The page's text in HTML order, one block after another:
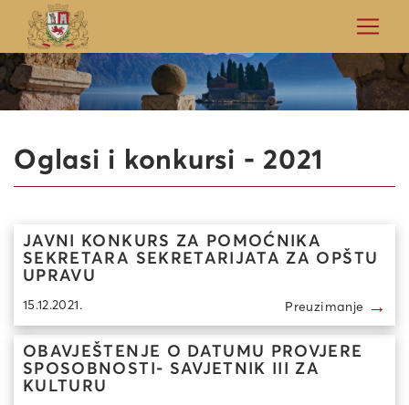
Oglasi i konkursi - 2021
JAVNI KONKURS ZA POMOĆNIKA
SEKRETARA SEKRETARIJATA ZA OPŠTU
UPRAVU
15.12.2021. Preuzimanje →
OBAVJEŠTENJE O DATUMU PROVJERE
SPOSOBNOSTI- SAVJETNIK III ZA
KULTURU